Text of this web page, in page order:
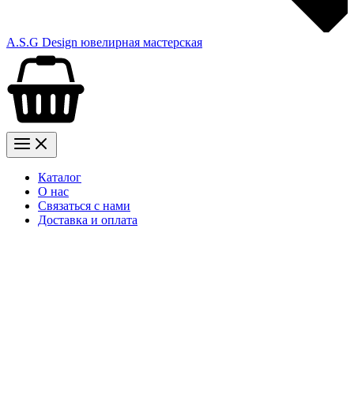
A.S.G Design ювелирная мастерская
Каталог
О нас
Связаться с нами
Доставка и оплата